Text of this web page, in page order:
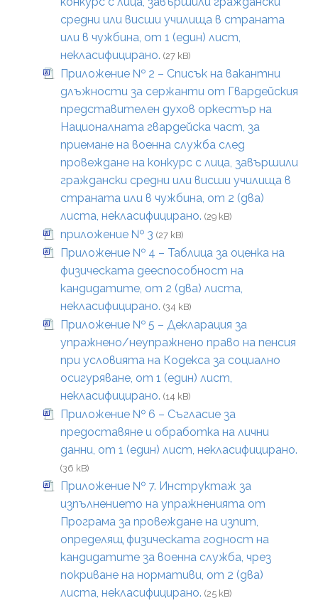
средни или висши училища в страната
или в чужбина, от 1 (един) лист,
некласифицирано. (27 kB)
Приложение № 2 – Списък на вакантни
длъжности за сержанти от Гвардейския
представителен духов оркестър на
Националната гвардейска част, за
приемане на военна служба след
провеждане на конкурс с лица, завършили
граждански средни или висши училища в
страната или в чужбина, от 2 (два)
листа, некласифицирано. (29 kB)
приложение № 3 (27 kB)
Приложение № 4 – Таблица за оценка на
физическата дееспособност на
кандидатите, от 2 (два) листа,
некласифицирано. (34 kB)
Приложение № 5 – Декларация за
упражнено/неупражнено право на пенсия
при условията на Кодекса за социално
осигуряване, от 1 (един) лист,
некласифицирано. (14 kB)
Приложение № 6 – Съгласие за
предоставяне и обработка на лични
данни, от 1 (един) лист, некласифицирано.
(36 kB)
Приложение № 7. Инструктаж за
изпълнението на упражненията от
Програма за провеждане на изпит,
определящ физическата годност на
кандидатите за военна служба, чрез
покриване на нормативи, от 2 (два)
листа, некласифицирано. (25 kB)